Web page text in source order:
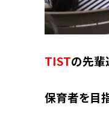
TISTの先輩
保育者を目